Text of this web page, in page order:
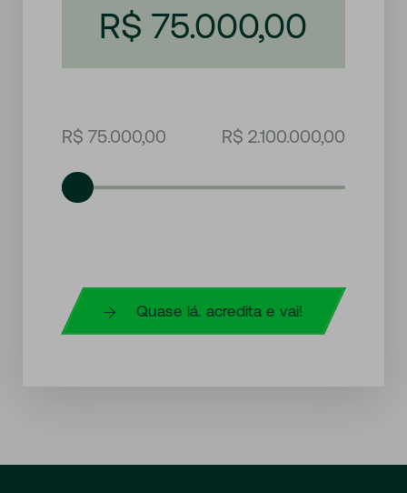
R$ 75.000,00
R$ 75.000,00 R$ 2.100.000,00
Quase lá. acredita e vai!